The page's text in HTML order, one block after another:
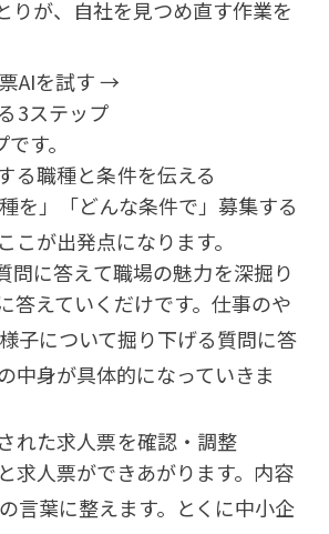
りが、自社を見つめ直す作業を
AIを試す →
3ステップ
す。
る職種と条件を伝える
を」「どんな条件で」募集する
こが出発点になります。
問に答えて職場の魅力を深掘り
答えていくだけです。仕事のや
子について掘り下げる質問に答
中身が具体的になっていきま
れた求人票を確認・調整
求人票ができあがります。内容
言葉に整えます。とくに中小企